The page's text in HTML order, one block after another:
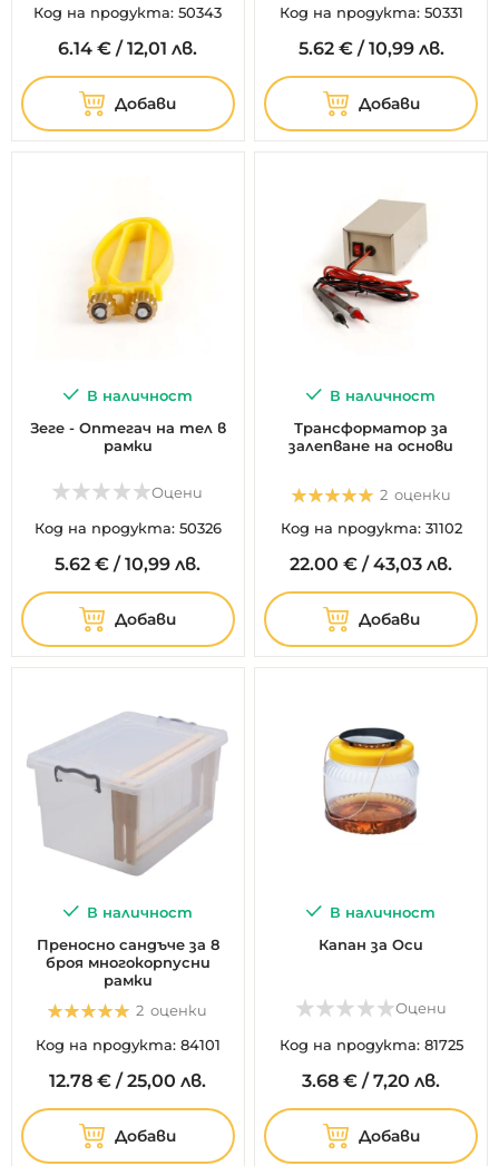
Код на продукта: 50343
6.14 € /12,01 лв.
Добави
Код на продукта: 50331
5.62 €/10,99 лв.
Добави
В наличност
Зеге - Оптегач на тел в
рамки
Оцени
Код на продукта: 50326
5.62 € /10,99 лв.
Добави
В наличност
Трансформатор за
залепване на основи
Оценка:
2 оценки
Код на продукта: 31102
22.00 € /43,03 лв.
Добави
В наличност
Преносно сандъче за 8
броя многокорпусни
рамки
Оценка:
2оценки
Код на продукта: 84101
12.78 € /25,00 лв.
Добави
В наличност
Капан за Оси
Оцени
Код на продукта: 81725
3.68 € /7,20 лв.
Добави